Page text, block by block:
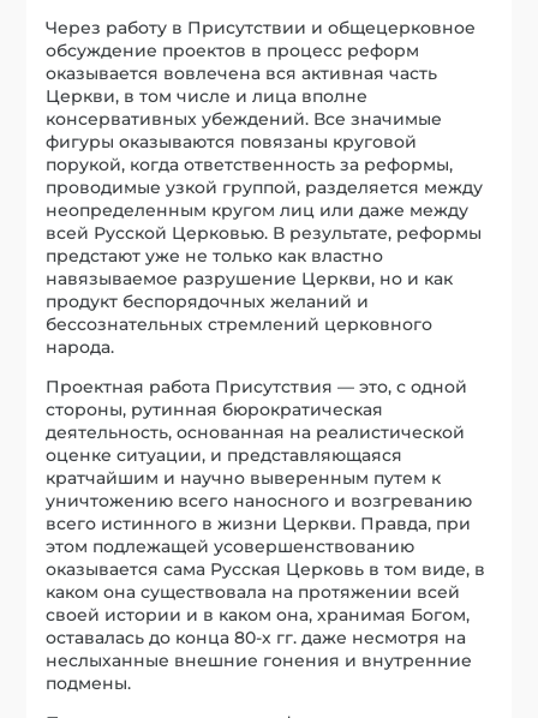
Через работу в Присутствии и общецерковное
обсуждение проектов в процесс реформ
оказывается вовлечена вся активная часть
Церкви, в том числе и лица вполне
консервативных убеждений. Все значимые
фигуры оказываются повязаны круговой
порукой, когда ответственность за реформы,
проводимые узкой группой, разделяется между
неопределенным кругом лиц или даже между
всей Русской Церковью. В результате, реформы
предстают уже не только как властно
навязываемое разрушение Церкви, но и как
продукт беспорядочных желаний и
бессознательных стремлений церковного
народа.
Проектная работа Присутствия — это, с одной
стороны, рутинная бюрократическая
деятельность, основанная на реалистической
оценке ситуации, и представляющаяся
кратчайшим и научно выверенным путем к
уничтожению всего наносного и возгреванию
всего истинного в жизни Церкви. Правда, при
этом подлежащей усовершенствованию
оказывается сама Русская Церковь в том виде, в
каком она существовала на протяжении всей
своей истории и в каком она, хранимая Богом,
оставалась до конца 80-х гг. даже несмотря на
неслыханные внешние гонения и внутренние
подмены.